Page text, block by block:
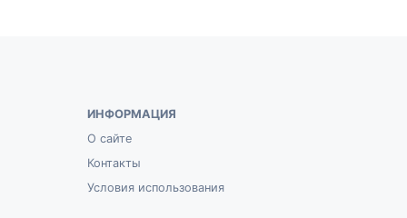
ИНФОРМАЦИЯ
О сайте
Контакты
Условия использования